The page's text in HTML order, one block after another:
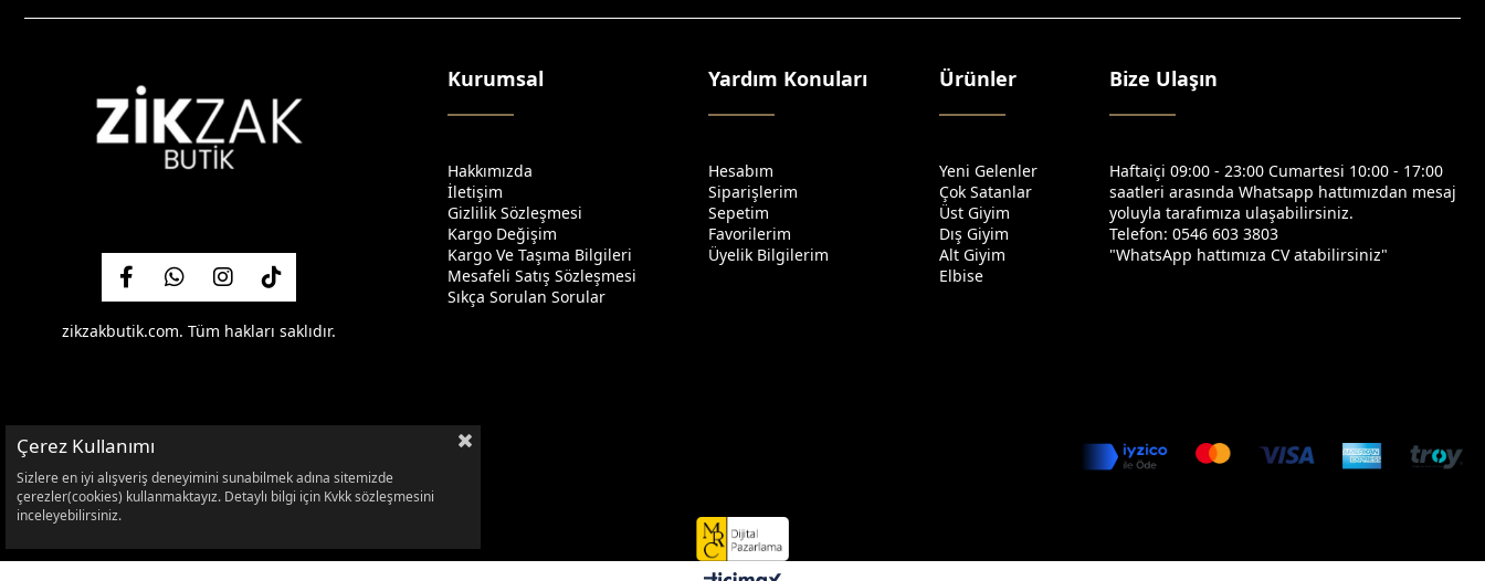
zikzakbutik.com. Tüm hakları saklıdır.
Kurumsal
Hakkımızda
İletişim
Gizlilik Sözleşmesi
Kargo Değişim
Kargo Ve Taşıma Bilgileri
Mesafeli Satış Sözleşmesi
Sıkça Sorulan Sorular
Yardım Konuları
Hesabım
Siparişlerim
Sepetim
Favorilerim
Üyelik Bilgilerim
Ürünler
Yeni Gelenler
Çok Satanlar
Üst Giyim
Dış Giyim
Alt Giyim
Elbise
Bize Ulaşın
Haftaiçi 09:00 - 23:00 Cumartesi 10:00 - 17:00
saatleri arasında Whatsapp hattımızdan mesaj
yoluyla tarafımıza ulaşabilirsiniz.
Telefon: 0546 603 3803
"WhatsApp hattımıza CV atabilirsiniz"
Çerez Kullanımı
Sizlere en iyi alışveriş deneyimini sunabilmek adına sitemizde
çerezler(cookies) kullanmaktayız. Detaylı bilgi için Kvkk sözleşmesini
inceleyebilirsiniz.